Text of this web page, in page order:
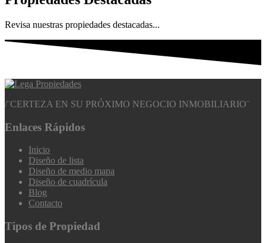
Revisa nuestras propiedades destacadas...
/¨CERTEZA EN SU PRÓXIMO NEGOCIO INMOBILIARIO¨
Enlaces Rápidos
Inicio
Diseño de lista
Diseño de medio mapa
Diseño de cuadrícula
Blog
Contacto
Tipos de Propiedad